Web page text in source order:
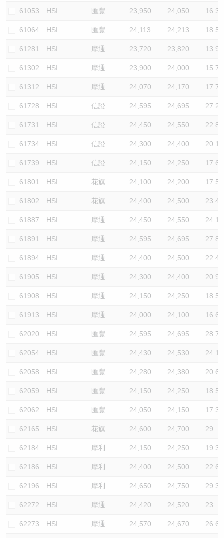
61053 HSI 匯豐 23,950 24,050 16.3
61064 HSI 匯豐 24,113 24,213 18.5
61281 HSI 摩通 23,720 23,820 13.9
61302 HSI 摩通 23,900 24,000 15.7
61312 HSI 摩通 24,070 24,170 17.7
61728 HSI 信證 24,595 24,695 27.2
61731 HSI 信證 24,450 24,550 22.8
61734 HSI 信證 24,300 24,400 20.1
61739 HSI 信證 24,150 24,250 17.6
61801 HSI 花旗 24,100 24,200 17.5
61802 HSI 花旗 24,400 24,500 23.4
61887 HSI 摩通 24,450 24,550 24.1
61891 HSI 摩通 24,595 24,695 27.8
61894 HSI 摩通 24,400 24,500 22.4
61905 HSI 摩通 24,300 24,400 20.9
61908 HSI 摩通 24,150 24,250 18.5
61913 HSI 摩通 24,000 24,100 16.6
62020 HSI 匯豐 24,595 24,695 28.7
62054 HSI 匯豐 24,430 24,530 24.1
62058 HSI 匯豐 24,280 24,380 20.6
62059 HSI 匯豐 24,150 24,250 18.5
62062 HSI 匯豐 24,050 24,150 17.3
62165 HSI 花旗 24,600 24,700 29
62184 HSI 摩利 24,150 24,250 19.3
62186 HSI 摩利 24,400 24,500 22.6
62196 HSI 摩利 24,650 24,750 29.3
62272 HSI 摩通 24,420 24,520 23
62273 HSI 摩通 24,570 24,670 26.6